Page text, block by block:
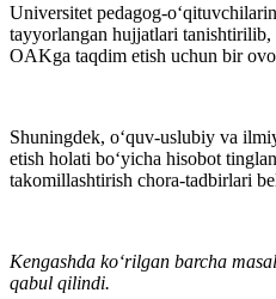
Universitet pedagog-
tayyorlangan hujjatlari tanishtirilib,
OAKga taqdim etish uchun bir
Shuningdek, o‘quv-uslubiy va
etish holati bo‘yicha hisobot
takomillashtirish chora-tadbirlari
Kengashda ko‘rilgan barcha
qabul qilindi.